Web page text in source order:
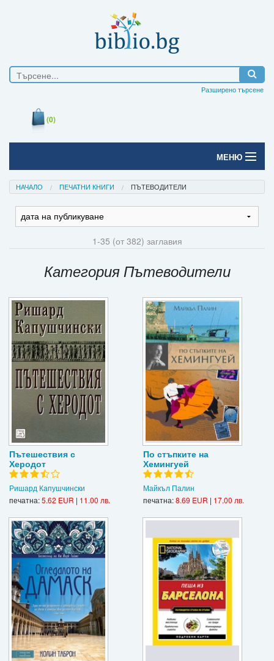
Разширено търсене
(0)
МЕНЮ
Начало
Печатни книги
Е-списания
Подаръци
Ваучери
Промоции
Контакти
Регистрация
НАЧАЛО ПЕЧАТНИ КНИГИ ПЪТЕВОДИТЕЛИ
1-35 (от 382) заглавия
Категория Пътеводители
Пътешествия с
Херодот
Ришард Капушчински
печатна:5.62 EUR | 11.00 лв.
По стъпките на
Хемингуей
Майкъл Палин
печатна:8.69 EUR | 17.00 лв.